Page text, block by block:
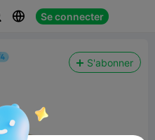
 Se connecter
S'abonner